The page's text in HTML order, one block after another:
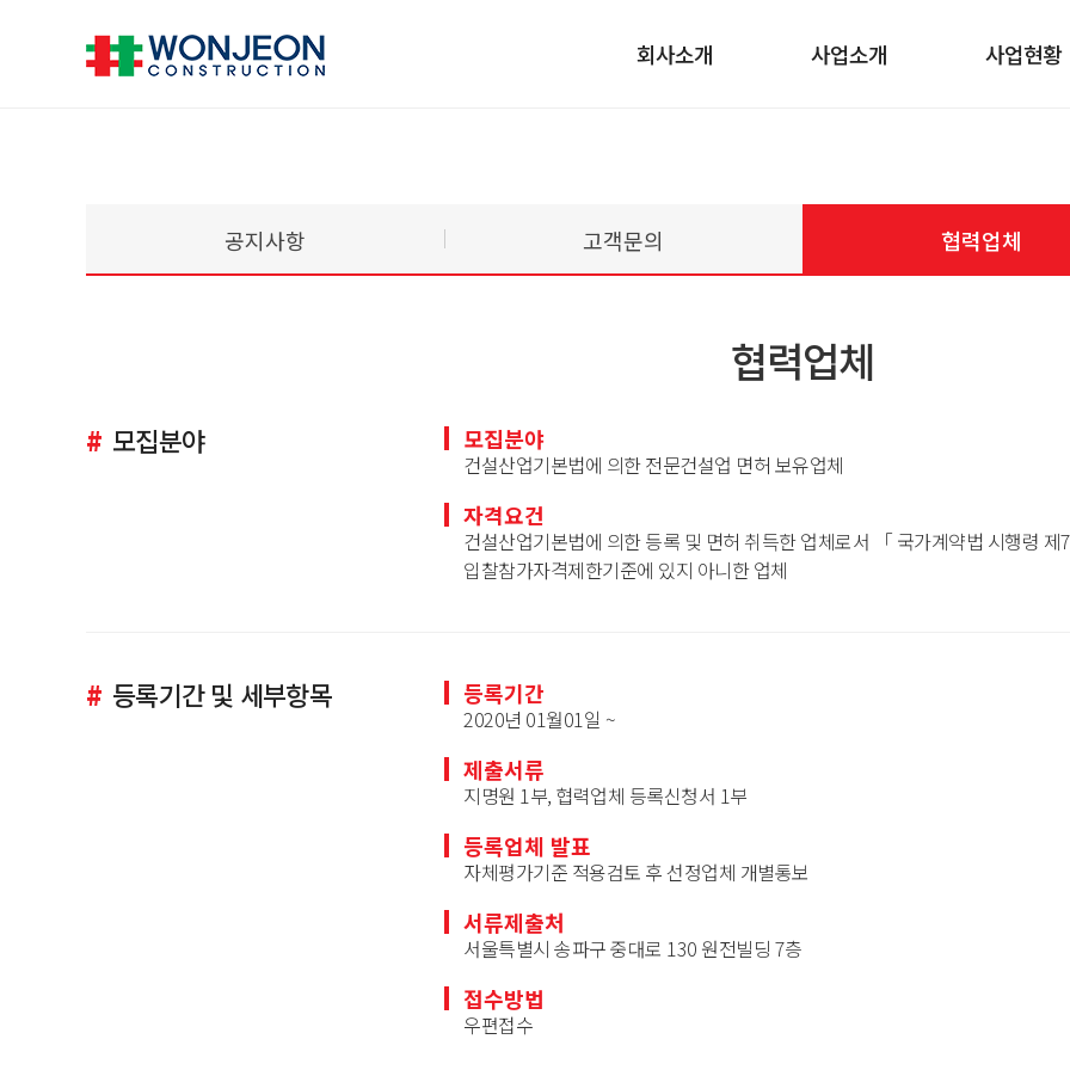
회사소개 사업소개 사업현황
공지사항 고객문의 협력업체
협력업체
# 모집분야 모집분야
건설산업기본법에 의한 전문건설업 면허 보유업체
자격요건
건설산업기본법에 의한 등록 및 면허 취득한 업체로서 「 국가계약법 시행령
입찰참가자격제한기준에 있지 아니한 업체
# 등록기간 및 세부항목 등록기간
2020년 01월01일 ~
제출서류
지명원 1부, 협력업체 등록신청서 1부
등록업체 발표
자체평가기준 적용검토 후 선정업체 개별통보
서류제출처
서울특별시 송파구 중대로 130 원전빌딩 7층
접수방법
우편접수